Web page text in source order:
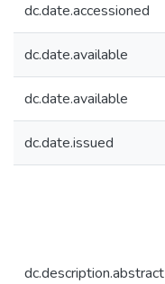
dc.date.accessioned
dc.date.available
dc.date.available
dc.date.issued
dc.description.abstract